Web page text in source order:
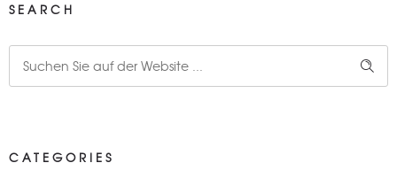
SEARCH
CATEGORIES